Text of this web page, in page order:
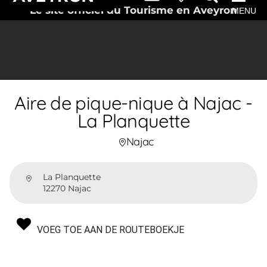
Le site officiel du Tourisme en AveyronMENU
Aire de pique-nique à Najac -
La Planquette
Najac
La Planquette
12270 Najac
VOEG TOE AAN DE ROUTEBOEKJE